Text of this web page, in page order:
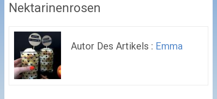
Nektarinenrosen
Autor Des Artikels : Emma